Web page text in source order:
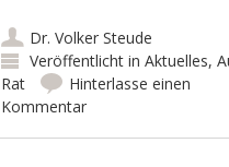
Dr. Volker Steude
Veröffentlicht inAktuelles,
Rat
Hinterlasse einen
Kommentar